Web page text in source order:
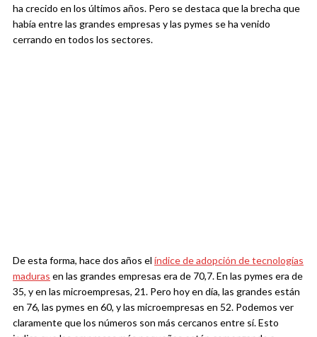
ha crecido en los últimos años. Pero se destaca que la brecha que
había entre las grandes empresas y las pymes se ha venido
cerrando en todos los sectores.
De esta forma, hace dos años el índice de adopción de tecnologías
maduras en las grandes empresas era de 70,7. En las pymes era de
35, y en las microempresas, 21. Pero hoy en día, las grandes están
en 76, las pymes en 60, y las microempresas en 52. Podemos ver
claramente que los números son más cercanos entre sí. Esto